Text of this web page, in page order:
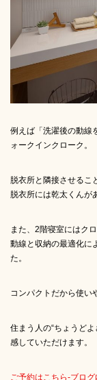
例えば「洗濯後の動線
ォークインクローク。
脱衣所と隣接させるこ
脱衣所には乾太くんが
また、2階寝室にはク
動線と収納の最適化に
た。
コンパクトだから使い
住まう人の“ちょうど
感していただけます。
ご予約はこちら-ブロ